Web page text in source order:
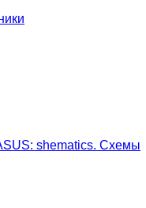
shematics. Схемы